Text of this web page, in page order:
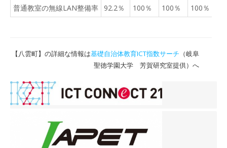
普通教室の無線LAN整備率
92.2％ 100％ 100％ 100％
【八雲町】の詳細な情報は基礎自治体教育ICT指数サーチ （岐阜
聖徳学園大学 芳賀研究室提供）へ